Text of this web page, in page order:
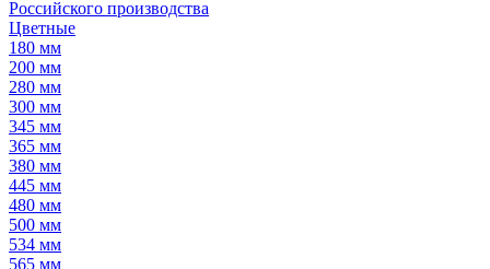
Российского производства
Цветные
180 мм
200 мм
280 мм
300 мм
345 мм
365 мм
380 мм
445 мм
480 мм
500 мм
534 мм
565 мм